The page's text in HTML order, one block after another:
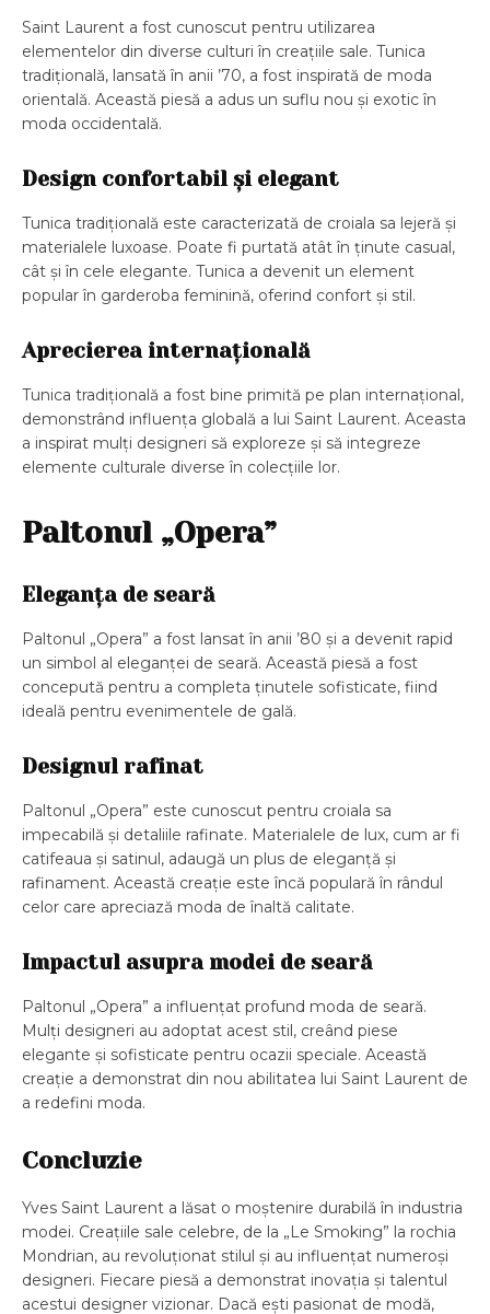
Saint Laurent a fost cunoscut pentru utilizarea
elementelor din diverse culturi în creațiile sale. Tunica
tradițională, lansată în anii ’70, a fost inspirată de moda
orientală. Această piesă a adus un suflu nou și exotic în
moda occidentală.
Design confortabil și elegant
Tunica tradițională este caracterizată de croiala sa lejeră și
materialele luxoase. Poate fi purtată atât în ținute casual,
cât și în cele elegante. Tunica a devenit un element
popular în garderoba feminină, oferind confort și stil.
Aprecierea internațională
Tunica tradițională a fost bine primită pe plan internațional,
demonstrând influența globală a lui Saint Laurent. Aceasta
a inspirat mulți designeri să exploreze și să integreze
elemente culturale diverse în colecțiile lor.
Paltonul „Opera”
Eleganța de seară
Paltonul „Opera” a fost lansat în anii ’80 și a devenit rapid
un simbol al eleganței de seară. Această piesă a fost
concepută pentru a completa ținutele sofisticate, fiind
ideală pentru evenimentele de gală.
Designul rafinat
Paltonul „Opera” este cunoscut pentru croiala sa
impecabilă și detaliile rafinate. Materialele de lux, cum ar fi
catifeaua și satinul, adaugă un plus de eleganță și
rafinament. Această creație este încă populară în rândul
celor care apreciază moda de înaltă calitate.
Impactul asupra modei de seară
Paltonul „Opera” a influențat profund moda de seară.
Mulți designeri au adoptat acest stil, creând piese
elegante și sofisticate pentru ocazii speciale. Această
creație a demonstrat din nou abilitatea lui Saint Laurent de
a redefini moda.
Concluzie
Yves Saint Laurent a lăsat o moștenire durabilă în industria
modei. Creațiile sale celebre, de la „Le Smoking” la rochia
Mondrian, au revoluționat stilul și au influențat numeroși
designeri. Fiecare piesă a demonstrat inovația și talentul
acestui designer vizionar. Dacă ești pasionat de modă,